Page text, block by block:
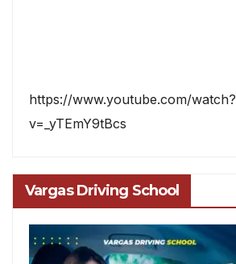
https://www.youtube.com/watch?
v=_yTEmY9tBcs
Vargas Driving School